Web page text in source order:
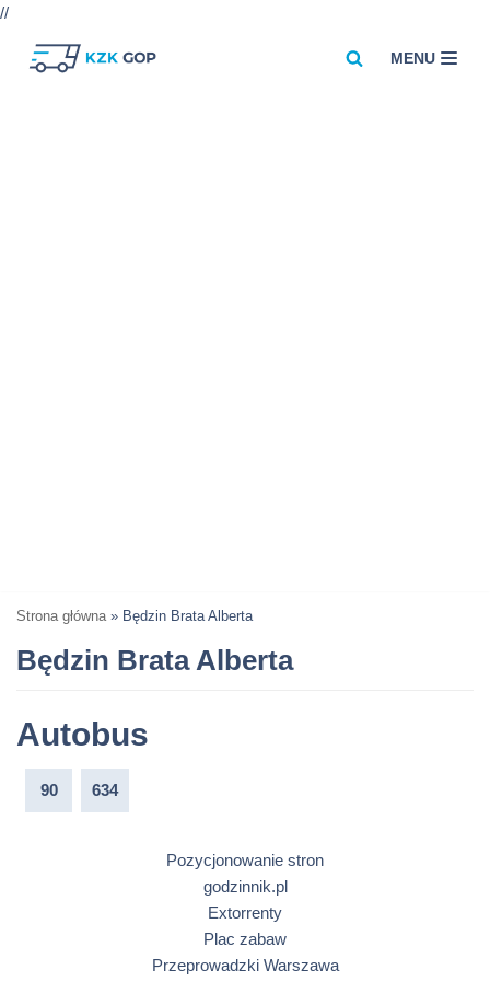
//
MENU
Strona główna » Będzin Brata Alberta
Będzin Brata Alberta
Autobus
90 634
Pozycjonowanie stron
godzinnik.pl
Extorrenty
Plac zabaw
Przeprowadzki Warszawa